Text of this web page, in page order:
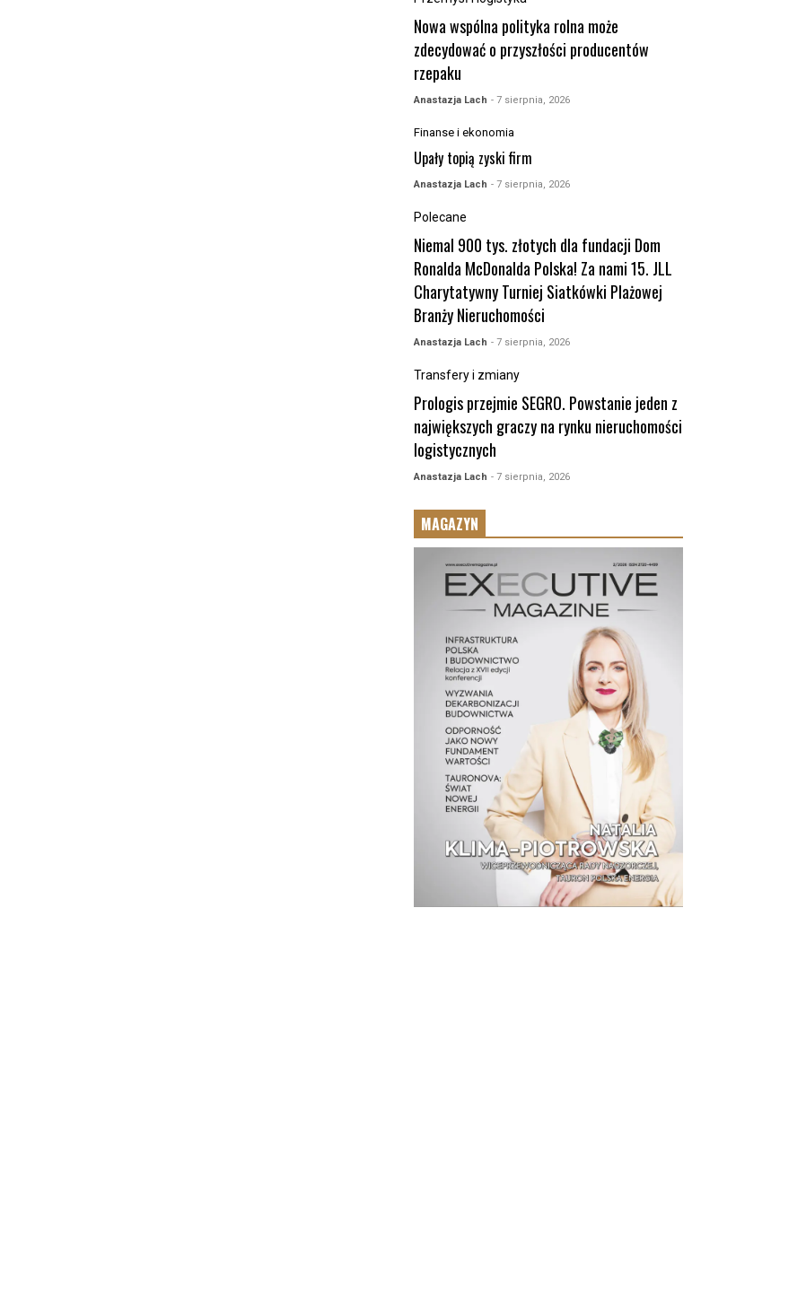
Nowa wspólna polityka rolna może
zdecydować o przyszłości producentów
rzepaku
Anastazja Lach - 7 sierpnia, 2026
Finanse i ekonomia
Upały topią zyski firm
Anastazja Lach - 7 sierpnia, 2026
Polecane
Niemal 900 tys. złotych dla fundacji Dom
Ronalda McDonalda Polska! Za nami 15. JLL
Charytatywny Turniej Siatkówki Plażowej
Branży Nieruchomości
Anastazja Lach - 7 sierpnia, 2026
Transfery i zmiany
Prologis przejmie SEGRO. Powstanie jeden z
największych graczy na rynku nieruchomości
logistycznych
Anastazja Lach - 7 sierpnia, 2026
MAGAZYN